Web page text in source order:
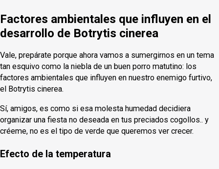
Factores ambientales que influyen en el
desarrollo de Botrytis cinerea
Vale, prepárate porque ahora vamos a sumergirnos en un tema
tan esquivo como la niebla de un buen porro matutino: los
factores ambientales que influyen en nuestro enemigo furtivo,
el Botrytis cinerea.
Sí, amigos, es como si esa molesta humedad decidiera
organizar una fiesta no deseada en tus preciados cogollos.. y
créeme, no es el tipo de verde que queremos ver crecer.
Efecto de la temperatura